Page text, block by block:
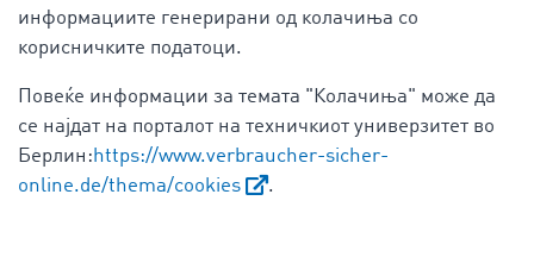
информациите генерирани од колачиња со
корисничките податоци.
Повеќе информации за темата "Колачиња" може да
се најдат на порталот на техничкиот универзитет во
Берлин:https://www.verbraucher-sicher-
online.de/thema/cookies
.